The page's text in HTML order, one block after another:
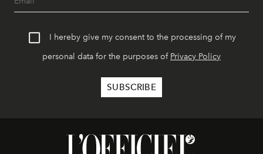
I hereby give my consent to the processing of my
personal data for the purposes of Privacy Policy